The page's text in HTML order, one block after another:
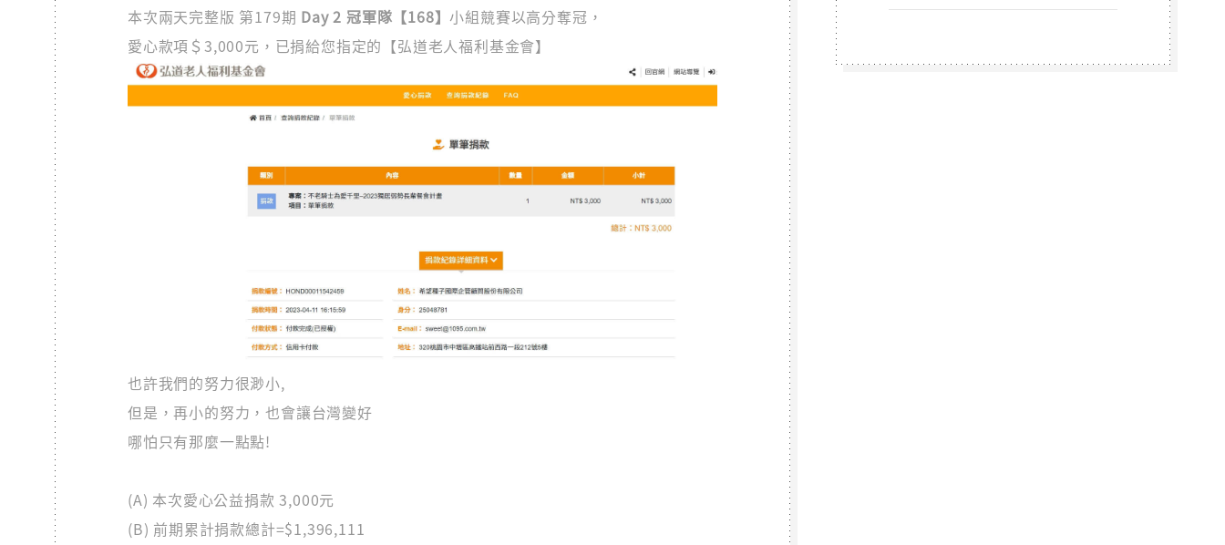
本次兩天完整版 第179期 Day 2 冠軍隊【168】 小組競賽以高分奪冠，
愛心款項＄3,000元，已捐給您指定的【弘道老人福利基金會】
也許我們的努力很渺小,
但是，再小的努力，也會讓台灣變好
哪怕只有那麼一點點!
(A) 本次愛心公益捐款 3,000元
(B) 前期累計捐款總計=$1,396,111